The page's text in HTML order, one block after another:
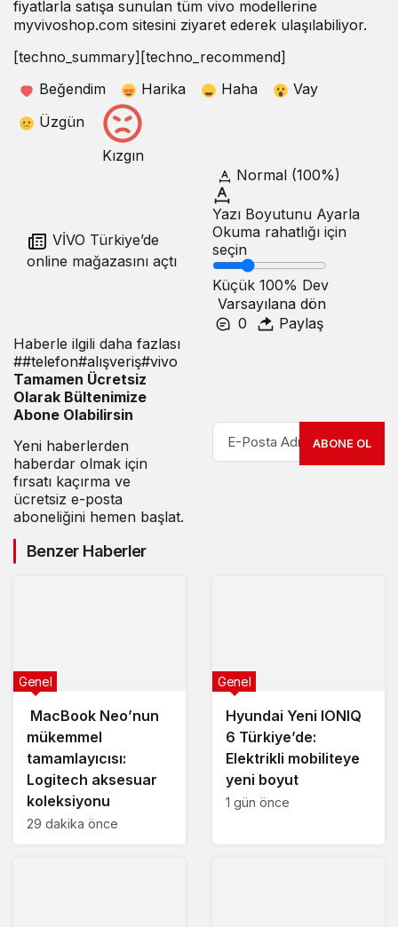
fiyatlarla satışa sunulan tüm vivo modellerine
myvivoshop.com sitesini ziyaret ederek ulaşılabiliyor.
[techno_summary][techno_recommend]
Beğendim
Harika Haha
Vay
Üzgün
Kızgın
VİVO Türkiye’de
online mağazasını açtı
Normal (100%)
Yazı Boyutunu Ayarla
Okuma rahatlığı için
seçin
Küçük 100% Dev
Varsayılana dön
0
Paylaş
Haberle ilgili daha fazlası
##telefon#alışveriş#vivo
Tamamen Ücretsiz
Olarak Bültenimize
Abone Olabilirsin
Yeni haberlerden
haberdar olmak için
fırsatı kaçırma ve
ücretsiz e-posta
aboneliğini hemen başlat.
ABONE OL
Benzer Haberler
MacBook Neo’nun
mükemmel
tamamlayıcısı:
Logitech aksesuar
koleksiyonu
Genel
29 dakika önce
Hyundai Yeni IONIQ
6 Türkiye’de:
Elektrikli mobiliteye
yeni boyut
Genel
1 gün önce